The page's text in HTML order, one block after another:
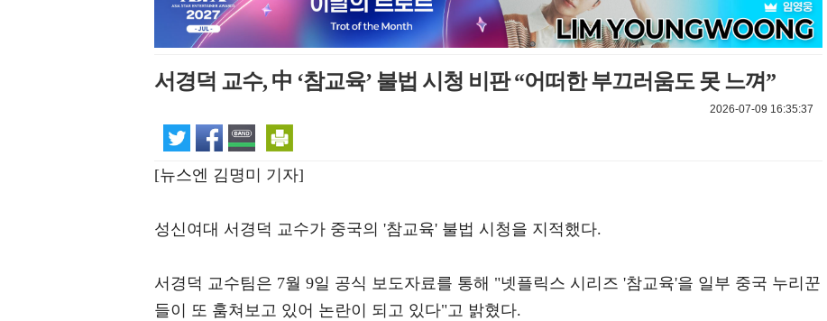
서경덕 교수, 中 ‘참교육’ 불법 시청 비판 “어떠한 부끄러움도 못 느껴”
2026-07-09 16:35:37
[뉴스엔 김명미 기자]
성신여대 서경덕 교수가 중국의 '참교육' 불법 시청을 지적했다.
서경덕 교수팀은 7월 9일 공식 보도자료를 통해 "넷플릭스 시리즈 '참교육'을 일부 중국 누리꾼
들이 또 훔쳐보고 있어 논란이 되고 있다"고 밝혔다.